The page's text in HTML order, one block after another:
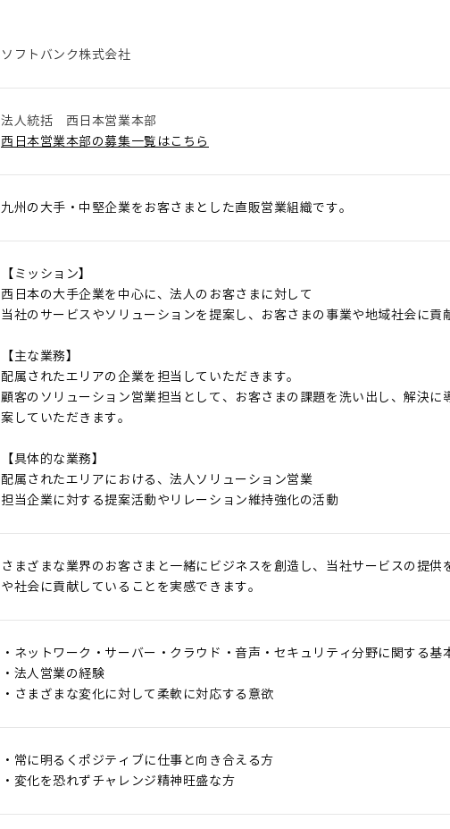
ソフトバンク株式会社
法人統括 西日本営業本部
西日本営業本部の募集一覧はこちら
九州の大手・中堅企業をお客さまとした直販営業組織です。
【ミッション】
西日本の大手企業を中心に、法人のお客さまに対して
当社のサービスやソリューションを提案し、お客さまの事業や地域社会に貢
【主な業務】
配属されたエリアの企業を担当していただきます。
顧客のソリューション営業担当として、お客さまの課題を洗い出し、解決に
案していただきます。
【具体的な業務】
配属されたエリアにおける、法人ソリューション営業
担当企業に対する提案活動やリレーション維持強化の活動
さまざまな業界のお客さまと一緒にビジネスを創造し、当社サービスの提供
や社会に貢献していることを実感できます。
・ネットワーク・サーバー・クラウド・音声・セキュリティ分野に関する基
・法人営業の経験
・さまざまな変化に対して柔軟に対応する意欲
・常に明るくポジティブに仕事と向き合える方
・変化を恐れずチャレンジ精神旺盛な方